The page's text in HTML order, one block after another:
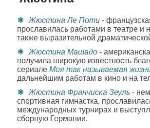
Жюстина Ле Поти -
прославилась работами в театре и
также выразительной
Жюстина Машадо -
получила широкую известность
сериале Моя так называемая
дальнейшим работам в кино и на
Жюстина Франчиска Зеуль -
спортивная гимнастка,
международных турнирах и
сборную Германии.